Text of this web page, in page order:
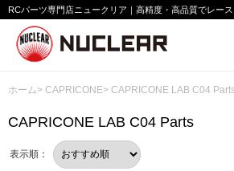
RCパーツ専門店ニュークリア｜高精度・高品質でレース
ホーム> CAPRICONE> CAPRICONE LAB C04
CAPRICONE LAB C04 Parts
表示順：